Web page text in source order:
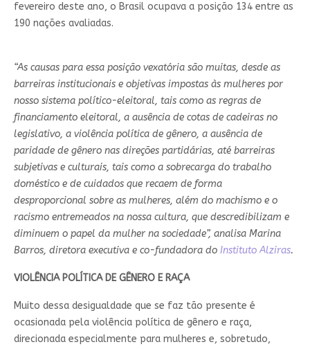
fevereiro deste ano, o Brasil ocupava a posição 134 entre as
190 nações avaliadas.
“As causas para essa posição vexatória são muitas, desde as
barreiras institucionais e objetivas impostas às mulheres por
nosso sistema político-eleitoral, tais como as regras de
financiamento eleitoral, a ausência de cotas de cadeiras no
legislativo, a violência política de gênero, a ausência de
paridade de gênero nas direções partidárias, até barreiras
subjetivas e culturais, tais como a sobrecarga do trabalho
doméstico e de cuidados que recaem de forma
desproporcional sobre as mulheres, além do machismo e o
racismo entremeados na nossa cultura, que descredibilizam e
diminuem o papel da mulher na sociedade”, analisa Marina
Barros, diretora executiva e co-fundadora do Instituto Alziras.
VIOLÊNCIA POLÍTICA DE GÊNERO E RAÇA
Muito dessa desigualdade que se faz tão presente é
ocasionada pela violência política de gênero e raça,
direcionada especialmente para mulheres e, sobretudo,